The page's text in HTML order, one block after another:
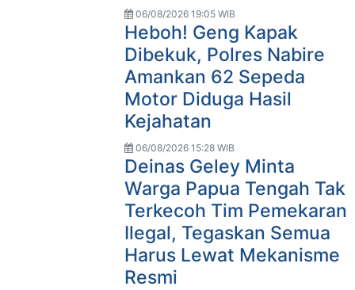
06/08/2026 19:05 WIB
Heboh! Geng Kapak
Dibekuk, Polres Nabire
Amankan 62 Sepeda
Motor Diduga Hasil
Kejahatan
06/08/2026 15:28 WIB
Deinas Geley Minta
Warga Papua Tengah Tak
Terkecoh Tim Pemekaran
Ilegal, Tegaskan Semua
Harus Lewat Mekanisme
Resmi